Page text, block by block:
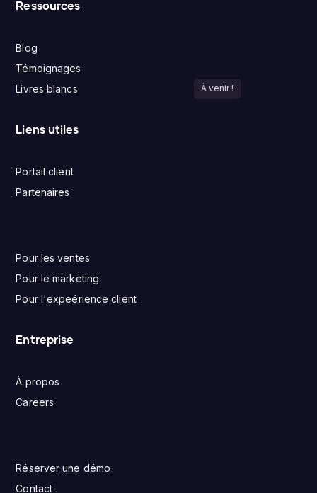
Ressources
Blog
Témoignages
Livres blancs
À venir !
Liens utiles
Portail client
Partenaires
Pour les ventes
Pour le marketing
Pour l'expeérience client
Entreprise
À propos
Careers
Réserver une démo
Contact